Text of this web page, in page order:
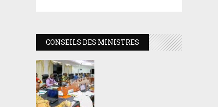
CONSEILS DES MINISTRES